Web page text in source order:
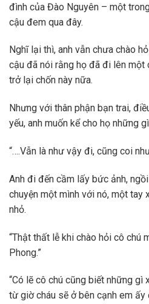
đình của Đào Nguyên – một
cậu đem qua đây.
Nghĩ lại thì, anh vẫn chưa chào
cậu đã nói rằng họ đã đi lên một
trở lại chốn này nữa.
Nhưng với thân phận bạn trai,
yếu, anh muốn kể cho họ những
“….Vẫn là như vậy đi, cũng coi
Anh đi đến cầm lấy bức ảnh,
chuyện một mình với nó, một tay
nhỏ.
“Thật thất lễ khi chào hỏi cô chú
Phong.”
“Có lẽ cô chú cũng biết những gì
từ giờ cháu sẽ ở bên cạnh em